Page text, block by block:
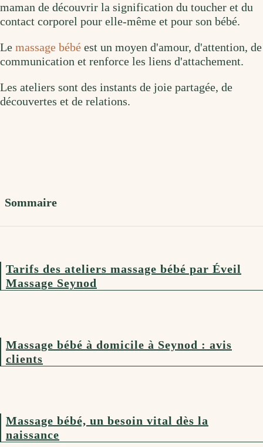
maman de découvrir la signification du toucher et du
contact corporel pour elle-même et pour son bébé.
Le massage bébé est un moyen d'amour, d'attention, de
communication et renforce les liens d'attachement.
Les ateliers sont des instants de joie partagée, de
découvertes et de relations.
Sommaire
Tarifs des ateliers massage bébé par Éveil
Massage Seynod
Massage bébé à domicile à Seynod : avis
clients
Massage bébé, un besoin vital dès la
naissance